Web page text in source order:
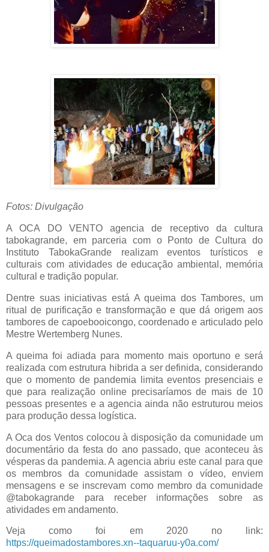
Fotos: Divulgação
A OCA DO VENTO agencia de receptivo da cultura
tabokagrande, em parceria com o Ponto de Cultura do
Instituto TabokaGrande realizam eventos turísticos e
culturais com atividades de educação ambiental, memória
cultural e tradição popular.
Dentre suas iniciativas está A queima dos Tambores, um
ritual de purificação e transformação e que dá origem aos
tambores de capoebooicongo, coordenado e articulado pelo
Mestre Wertemberg Nunes.
A queima foi adiada para momento mais oportuno e será
realizada com estrutura hibrida a ser definida, considerando
que o momento de pandemia limita eventos presenciais e
que para realização online precisaríamos de mais de 10
pessoas presentes e a agencia ainda não estruturou meios
para produção dessa logística.
A Oca dos Ventos colocou à disposição da comunidade um
documentário da festa do ano passado, que aconteceu às
vésperas da pandemia. A agencia abriu este canal para que
os membros da comunidade assistam o vídeo, enviem
mensagens e se inscrevam como membro da comunidade
@tabokagrande para receber informações sobre as
atividades em andamento.
Veja como foi em 2020 no link:
https://queimadostambores.xn--taquaruu-y0a.com/